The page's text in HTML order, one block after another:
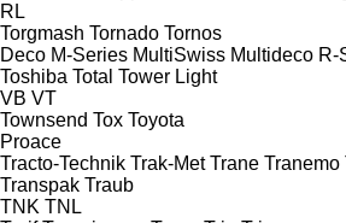
RL
Torgmash Tornado Tornos
Deco M-Series MultiSwiss Multideco R-
Toshiba Total Tower Light
VB VT
Townsend Tox Toyota
Proace
Tracto-Technik Trak-Met Trane Tranemo
Transpak Traub
TNK TNL